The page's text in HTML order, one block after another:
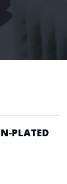
PLATED